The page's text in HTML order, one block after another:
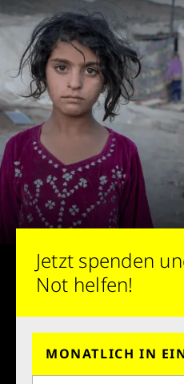
Jetzt spenden
Not helfen!
MONATLICH IN